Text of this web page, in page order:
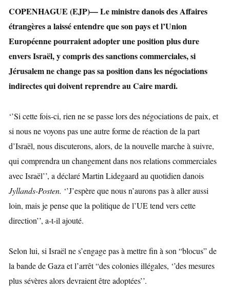
COPENHAGUE (EJP)— Le ministre danois des Affaires
étrangères a laissé entendre que son pays et l’Union
Européenne pourraient adopter une position plus dure
envers Israël, y compris des sanctions commerciales, si
Jérusalem ne change pas sa position dans les négociations
indirectes qui doivent reprendre au Caire mardi.
‘’Si cette fois-ci, rien ne se passe lors des négociations de paix, et
si nous ne voyons pas une autre forme de réaction de la part
d’Israël, nous discuterons, alors, de la nouvelle marche à suivre,
qui comprendra un changement dans nos relations commerciales
avec Israël’’, a déclaré Martin Lidegaard au quotidien danois
Jyllands-Posten. ‘’J’espère que nous n’aurons pas à aller aussi
loin, mais je pense que la politique de l’UE tend vers cette
direction’’, a-t-il ajouté.
Selon lui, si Israël ne s’engage pas à mettre fin à son “blocus” de
la bande de Gaza et l’arrêt “des colonies illégales, ‘’des mesures
plus sévères alors devraient être adoptées’’.